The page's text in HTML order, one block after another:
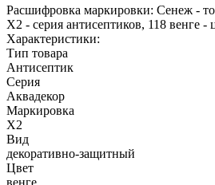
Расшифровка маркировки: Сенеж -
Х2 - серия антисептиков, 118 венге -
Характеристики:
Тип товара
Антисептик
Серия
Аквадекор
Маркировка
Х2
Вид
декоративно-защитный
Цвет